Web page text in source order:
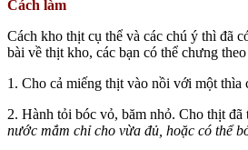
Cách làm
Cách kho thịt cụ thể và các chú ý thì đã
bài về thịt kho, các bạn có thể chưng
1. Cho cả miếng thịt vào nồi với một
2. Hành tỏi bóc vỏ, băm nhỏ. Cho thịt
nước mắm chỉ cho vừa đủ, hoặc có thể